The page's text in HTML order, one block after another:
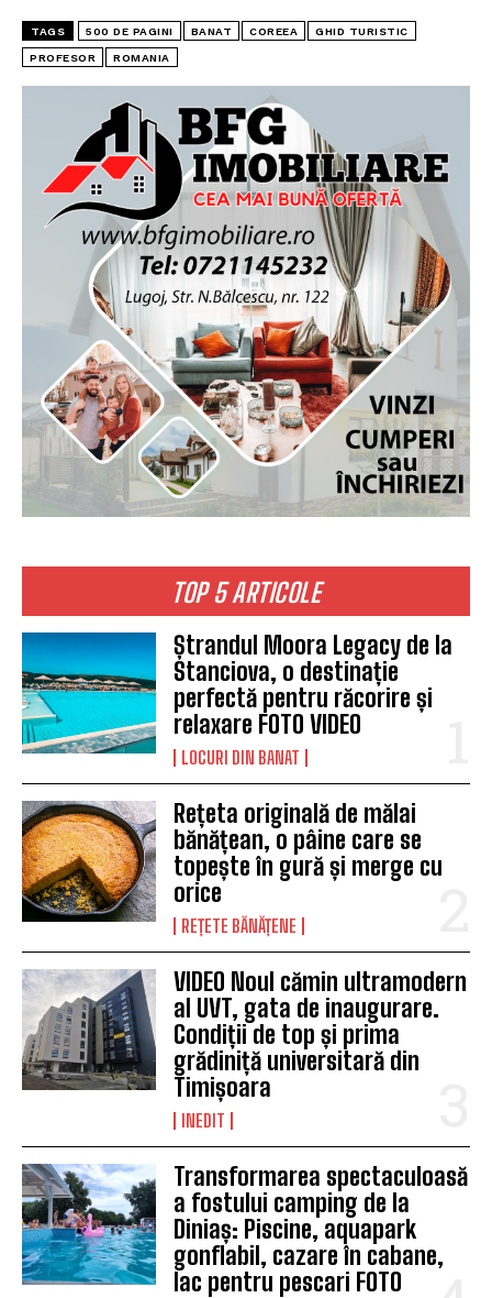
TOP 5 ARTICOLE
Ștrandul Moora Legacy de la
Stanciova, o destinație
perfectă pentru răcorire și
relaxare FOTO VIDEO
LOCURI DIN BANAT
Rețeta originală de mălai
bănățean, o pâine care se
topește în gură și merge cu
orice
REȚETE BĂNĂȚENE
VIDEO Noul cămin ultramodern
al UVT, gata de inaugurare.
Condiții de top și prima
grădiniță universitară din
Timișoara
INEDIT
Transformarea spectaculoasă
a fostului camping de la
Diniaș: Piscine, aquapark
gonflabil, cazare în cabane,
lac pentru pescari FOTO
TAGS 500 DE PAGINI BANAT COREEA GHID TURISTIC
PROFESOR ROMANIA